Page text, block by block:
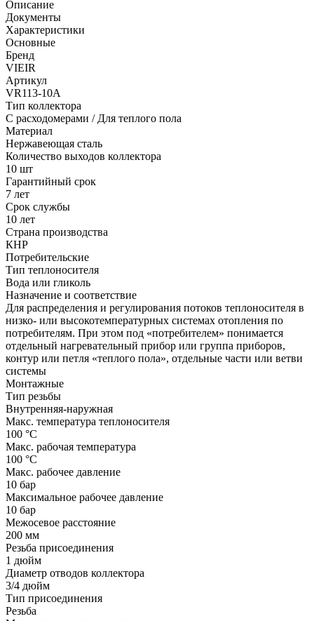
Описание
Документы
Характеристики
Основные
Бренд
VIEIR
Артикул
VR113-10A
Тип коллектора
С расходомерами / Для теплого пола
Материал
Нержавеющая сталь
Количество выходов коллектора
10 шт
Гарантийный срок
7 лет
Срок службы
10 лет
Страна производства
КНР
Потребительские
Тип теплоносителя
Вода или гликоль
Назначение и соответствие
Для распределения и регулирования потоков теплоносителя в
низко- или высокотемпературных системах отопления по
потребителям. При этом под «потребителем» понимается
отдельный нагревательный прибор или группа приборов,
контур или петля «теплого пола», отдельные части или ветви
системы
Монтажные
Тип резьбы
Внутренняя-наружная
Макс. температура теплоносителя
100 °С
Макс. рабочая температура
100 °С
Макс. рабочее давление
10 бар
Максимальное рабочее давление
10 бар
Межосевое расстояние
200 мм
Резьба присоединения
1 дюйм
Диаметр отводов коллектора
3/4 дюйм
Тип присоединения
Резьба